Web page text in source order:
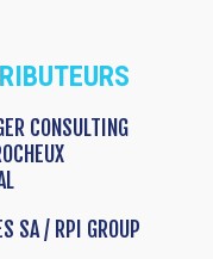
CONSULTING
SA / RPI GROUP